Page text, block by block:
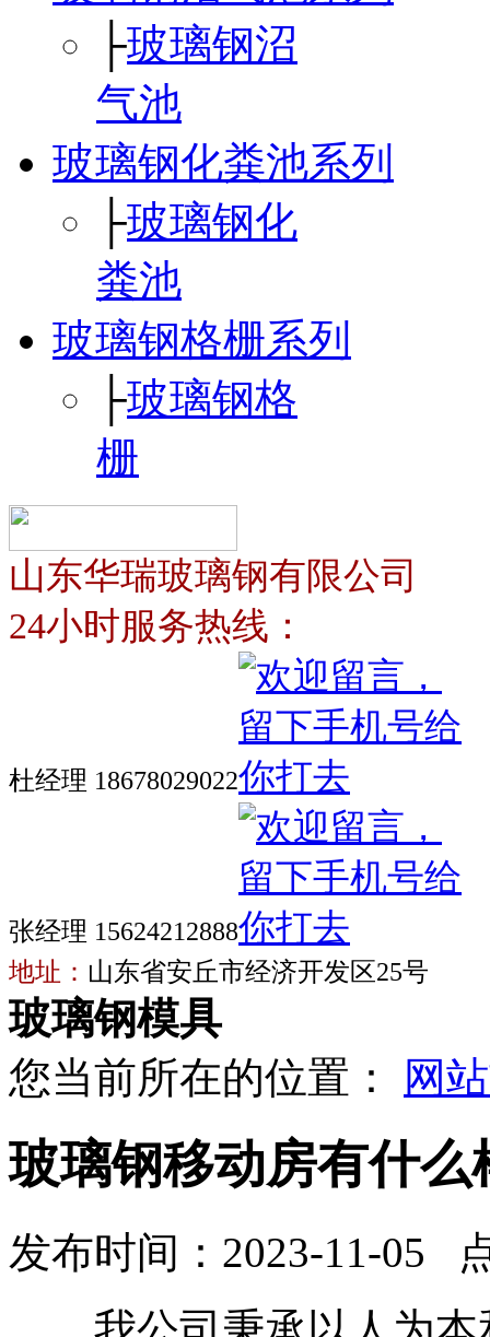
├玻璃钢沼
气池
玻璃钢化粪池系列
├玻璃钢化
粪池
玻璃钢格栅系列
├玻璃钢格
栅
山东华瑞玻璃钢有限公司
24小时服务热线：
杜经理 18678029022
张经理 15624212888
地址： 山东省安丘市经济开发区25号
玻璃钢模具
您当前所在的位置：
网
玻璃钢移动房有什么
发布时间：2023-11-05